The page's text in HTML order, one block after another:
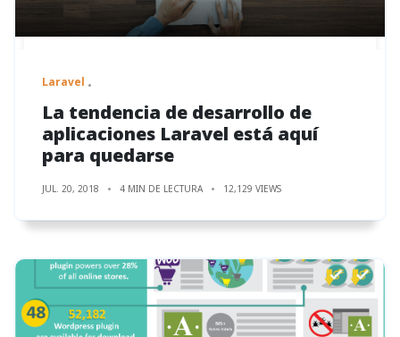
Laravel
La tendencia de desarrollo de
aplicaciones Laravel está aquí
para quedarse
JUL. 20, 2018 4 MIN DE LECTURA 12,129 VIEWS